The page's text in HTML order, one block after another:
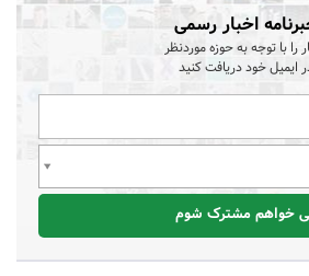
اخبار رسمی
را با توجه به حوزه موردنظر
ایمیل خود دریافت کنید
خواهم مشترک شوم